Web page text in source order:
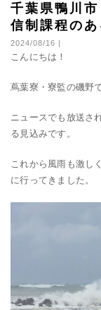
千葉県鴨川
信制課程の
2024/08/16 |
こんにちは！
蔦葉寮・寮監の磯野で
ニュースでも放送さ
る見込みです。
これから風雨も激し
に行ってきました。